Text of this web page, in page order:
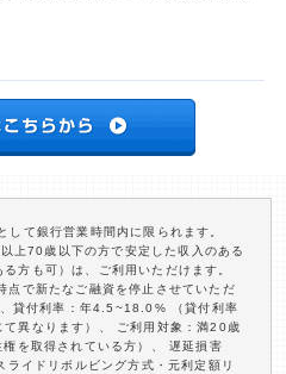
て銀行営業時間内に限られます。
上70歳以下の方で安定した収入のある
方も可）は、ご利用いただけます。
点で新たなご融資を停止させていただ
貸付利率：年4.5~18.0% （貸付利率
異なります）、 ご利用対象：満20歳
を取得されている方）、 遅延損害
イドリボルビング方式・元利定額リ